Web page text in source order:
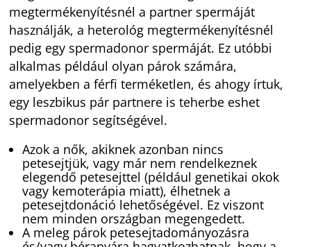
megtermékenyítésnél a partner spermáját
használják, a heterológ megtermékenyítésnél
pedig egy spermadonor spermáját. Ez utóbbi
alkalmas például olyan párok számára,
amelyekben a férfi terméketlen, és ahogy írtuk,
egy leszbikus pár partnere is teherbe eshet
spermadonor segítségével.
Azok a nők, akiknek azonban nincs
petesejtjük, vagy már nem rendelkeznek
elegendő petesejttel (például genetikai okok
vagy kemoterápia miatt), élhetnek a
petesejtdonáció lehetőségével. Ez viszont
nem minden országban megengedett.
A meleg párok petesejtadományozásra